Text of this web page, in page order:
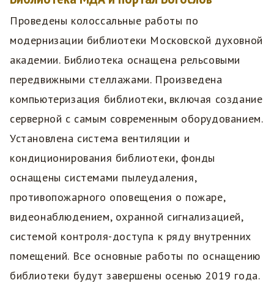
Проведены колоссальные работы по
модернизации библиотеки Московской духовной
академии. Библиотека оснащена рельсовыми
передвижными стеллажами. Произведена
компьютеризация библиотеки, включая создание
серверной с самым современным оборудованием.
Установлена система вентиляции и
кондиционирования библиотеки, фонды
оснащены системами пылеудаления,
противопожарного оповещения о пожаре,
видеонаблюдением, охранной сигнализацией,
системой контроля-доступа к ряду внутренних
помещений. Все основные работы по оснащению
библиотеки будут завершены осенью 2019 года.